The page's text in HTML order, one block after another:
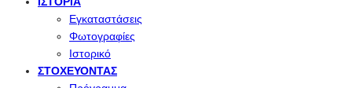
Εγκαταστάσεις
Φωτογραφίες
Ιστορικό
ΣΤΟΧΕΎΟΝΤΑΣ